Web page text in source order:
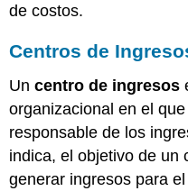
de costos.
Centros de
Uncentro de ingresos
organizacional en el
responsable de los
indica, el objetivo de un
generar ingresos para